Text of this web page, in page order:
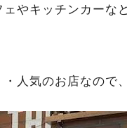
やキッチンカーな
人気のお店なので